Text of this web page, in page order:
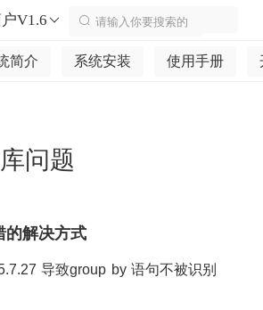
V1.6
简介 系统安装 使用手册
问题
的解决方式
导致group by 语句不被识别